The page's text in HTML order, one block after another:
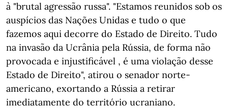
à "brutal agressão russa". "Estamos reunidos sob os
auspícios das Nações Unidas e tudo o que
fazemos aqui decorre do Estado de Direito. Tudo
na invasão da Ucrânia pela Rússia, de forma não
provocada e injustificável , é uma violação desse
Estado de Direito", atirou o senador norte-
americano, exortando a Rússia a retirar
imediatamente do território ucraniano.